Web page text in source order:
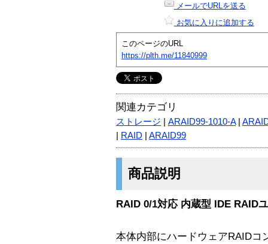
メールでURLを送る
お気に入りに追加する
このページのURL
https://plth.me/11840999
関連カテゴリ
ストレージ ARAID99-1010-A|
RAID ARAID99
商品説明
RAID 0/1対応 内蔵型 IDE RAID
本体内部にハードウェアRAIDコ